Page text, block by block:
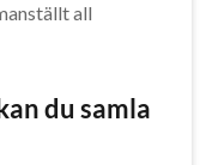
all
du samla